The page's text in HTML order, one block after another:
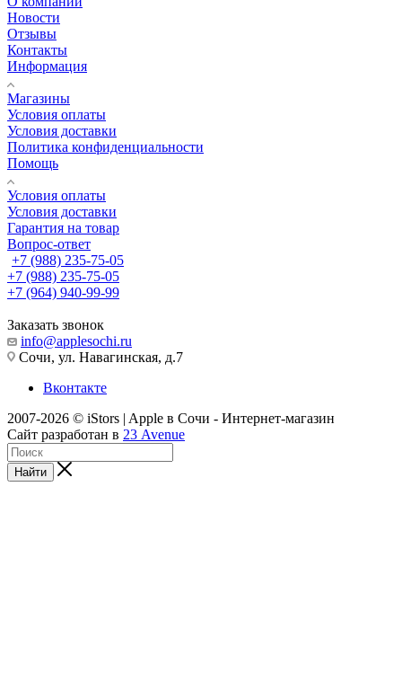
Новости
Отзывы
Контакты
Информация
Магазины
Условия оплаты
Условия доставки
Политика конфиденциальности
Помощь
Условия оплаты
Условия доставки
Гарантия на товар
Вопрос-ответ
+7 (988) 235-75-05
+7 (988) 235-75-05
+7 (964) 940-99-99
Заказать звонок
info@applesochi.ru
Сочи, ул. Навагинская, д.7
Вконтакте
2007-2026 © iStors | Apple в Сочи - Интернет-магазин
Сайт разработан в 23 Avenue
Найти